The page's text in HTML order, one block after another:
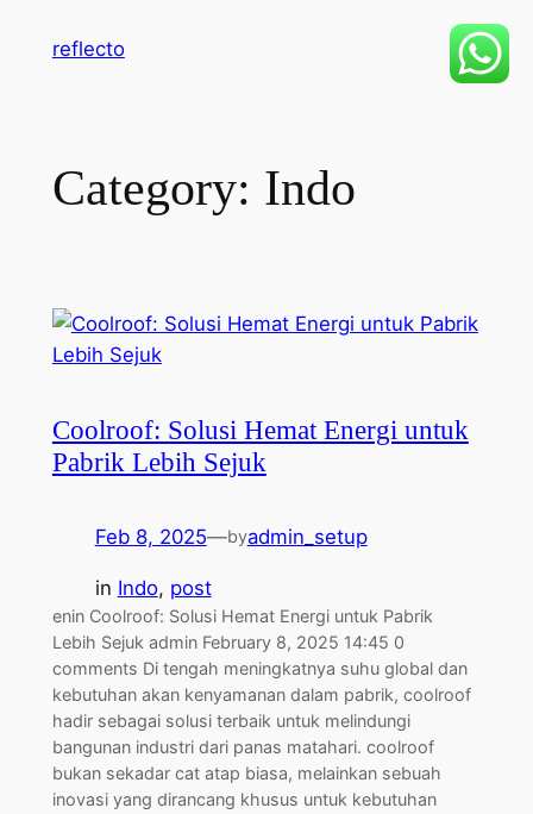
reflecto
Category: Indo
Coolroof: Solusi Hemat Energi untuk
Pabrik Lebih Sejuk
Feb 8, 2025—byadmin_setup
in Indo, post
enin Coolroof: Solusi Hemat Energi untuk Pabrik
Lebih Sejuk admin February 8, 2025 14:45 0
comments Di tengah meningkatnya suhu global dan
kebutuhan akan kenyamanan dalam pabrik, coolroof
hadir sebagai solusi terbaik untuk melindungi
bangunan industri dari panas matahari. coolroof
bukan sekadar cat atap biasa, melainkan sebuah
inovasi yang dirancang khusus untuk kebutuhan